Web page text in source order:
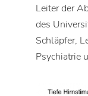
Leiter der
des
Schläpfer,
Psychiatrie